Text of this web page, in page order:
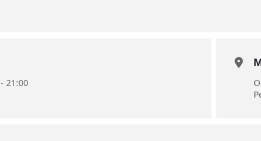
артист Украины Владимир Крючков и заслуженная
2018 года
21:00